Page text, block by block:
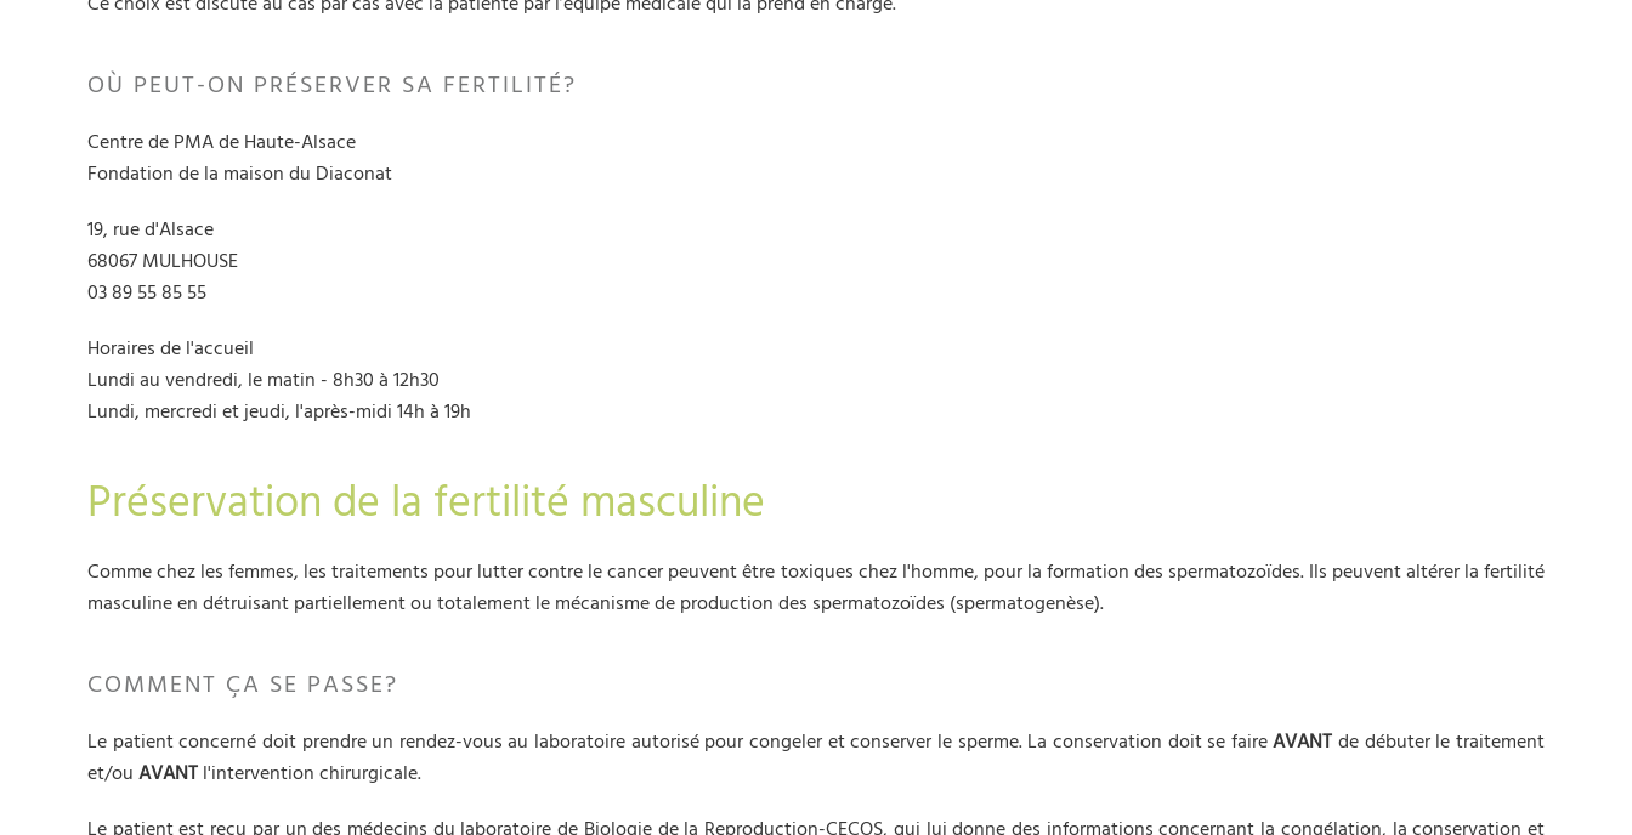
OÙ PEUT-ON PRÉSERVER SA FERTILITÉ?
Centre de PMA de Haute-Alsace
Fondation de la maison du Diaconat
19, rue d'Alsace
68067 MULHOUSE
03 89 55 85 55
Horaires de l'accueil
Lundi au vendredi, le matin - 8h30 à 12h30
Lundi, mercredi et jeudi, l'après-midi 14h à 19h
Préservation de la fertilité masculine
Comme chez les femmes, les traitements pour lutter contre le cancer peuvent être toxiques chez l'homme, pour la formation des spermatozoïdes. Ils peuvent altérer la fertilité
masculine en détruisant partiellement ou totalement le mécanisme de production des spermatozoïdes (spermatogenèse).
COMMENT ÇA SE PASSE?
Le patient concerné doit prendre un rendez-vous au laboratoire autorisé pour congeler et conserver le sperme. La conservation doit se faireAVANT de débuter le traitement
et/ou AVANT l'intervention chirurgicale.
Le patient est reçu par un des médecins du laboratoire de Biologie de la Reproduction-CECOS, qui lui donne des informations concernant la congélation, la conservation et